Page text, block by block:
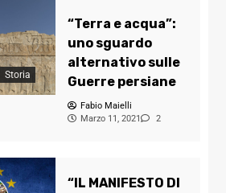
Storia
“Terra e acqua”:
uno sguardo
alternativo sulle
Guerre persiane
Fabio Maielli
Marzo 11, 2021
2
“IL MANIFESTO DI